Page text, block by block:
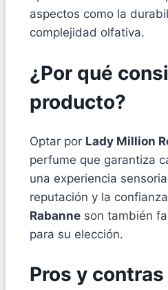
aspectos como la
complejidad olfativa.
¿Por qué
producto?
Optar por Lady Million
perfume que garantiza
una experiencia
reputación y la
Rabanne son también
para su elección.
Pros y contras